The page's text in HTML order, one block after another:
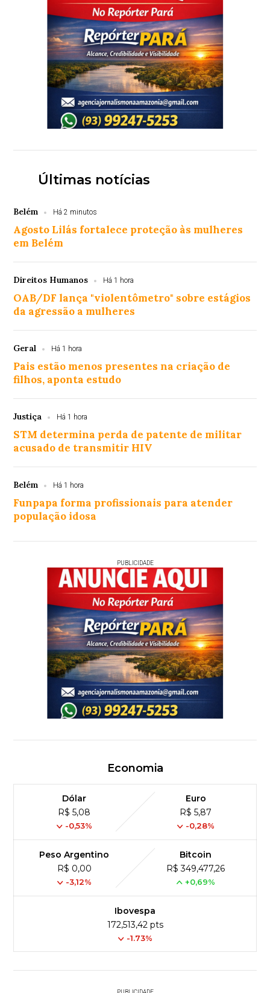
Últimas notícias
Belém Há 2 minutos
Agosto Lilás fortalece proteção às mulheres
em Belém
Direitos Humanos Há 1 hora
OAB/DF lança "violentômetro" sobre estágios
da agressão a mulheres
Geral Há 1 hora
Pais estão menos presentes na criação de
filhos, aponta estudo
Justiça Há 1 hora
STM determina perda de patente de militar
acusado de transmitir HIV
Belém Há 1 hora
Funpapa forma profissionais para atender
população idosa
PUBLICIDADE
Economia
Dólar
R$ 5,08
-0,53%
Euro
R$ 5,87
-0,28%
Peso Argentino
R$ 0,00
-3,12%
Bitcoin
R$ 349,477,26
+0,69%
Ibovespa
172,513,42 pts
-1.73%